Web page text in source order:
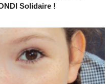
Solidaire !